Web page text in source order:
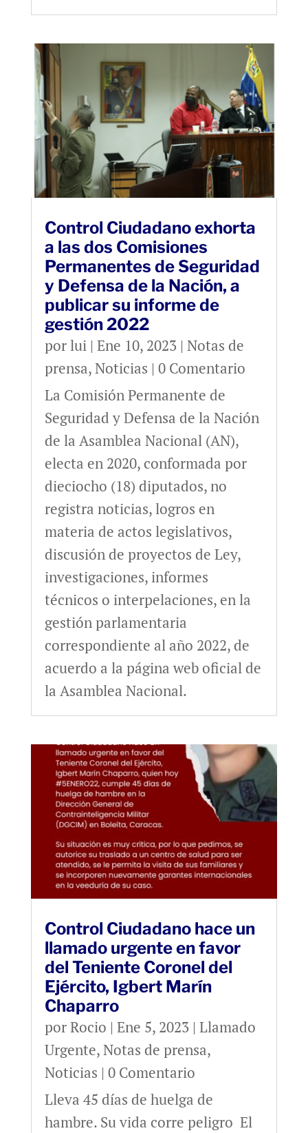
Control Ciudadano exhorta
a las dos Comisiones
Permanentes de Seguridad
y Defensa de la Nación, a
publicar su informe de
gestión 2022
porlui| Ene 10, 2023| Notas de
prensa,Noticias | 0 Comentario
La Comisión Permanente de
Seguridad y Defensa de la Nación
de la Asamblea Nacional (AN),
electa en 2020, conformada por
dieciocho (18) diputados, no
registra noticias, logros en
materia de actos legislativos,
discusión de proyectos de Ley,
investigaciones, informes
técnicos o interpelaciones, en la
gestión parlamentaria
correspondiente al año 2022, de
acuerdo a la página web oficial de
la Asamblea Nacional.
Control Ciudadano hace un
llamado urgente en favor
del Teniente Coronel del
Ejército, Igbert Marín
Chaparro
porRocio | Ene 5, 2023| Llamado
Urgente,Notas de prensa,
Noticias | 0 Comentario
Lleva 45 días de huelga de
hambre. Su vida corre peligro El